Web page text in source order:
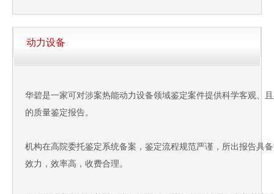
动力设备
华碧是一家可对涉案热能动力设备领域鉴定案件提供科学客观、
的质量鉴定报告。
机构在高院委托鉴定系统备案，鉴定流程规范严谨，所出报告具
效力，效率高，收费合理。